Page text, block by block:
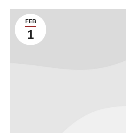
FEB
1